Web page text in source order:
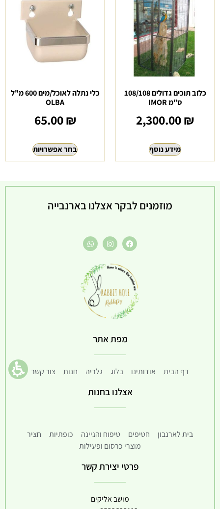
כלוב תוכים גדולים 108/108
ס"מ IMOR
2,300.00₪
מידע נוסף
כלי נתלה לאוכל/מים 600 מ"ל
OLBA
65.00₪
בחר אפשרויות
מוזמנים לבקר אצלנו בארנבייה
מפת אתר
דף הבית אודותינו בלוג גלריה חנות צור קשר
אצלנו בחנות
בית לארנבון חטיפים טיפוח והגיינה כופתיות
חציר
מוצרי כרסום ופעילות
פרטי יצירת קשר
מושב אליקים